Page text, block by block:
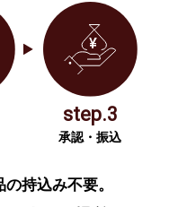
step.3
承認・振込
持込み不要。